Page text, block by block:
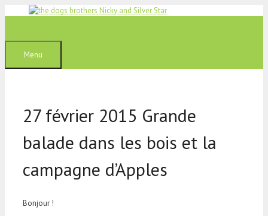
Menu
27 février 2015 Grande
balade dans les bois et la
campagne d’Apples
Bonjour !